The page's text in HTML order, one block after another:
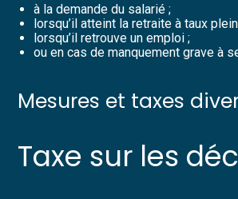
à la demande du salarié ;
lorsqu’il atteint la retraite à taux
lorsqu’il retrouve un emploi ;
ou en cas de manquement grave à
Mesures et taxes
Taxe sur les